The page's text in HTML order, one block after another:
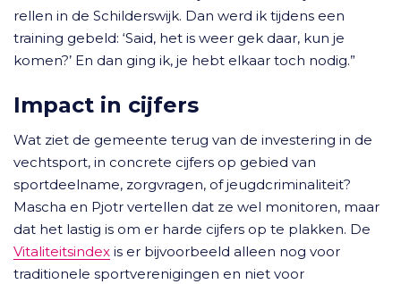
rellen in de Schilderswijk. Dan werd ik tijdens een
training gebeld: ‘Said, het is weer gek daar, kun je
komen?’ En dan ging ik, je hebt elkaar toch nodig.”
Impact in cijfers
Wat ziet de gemeente terug van de investering in de
vechtsport, in concrete cijfers op gebied van
sportdeelname, zorgvragen, of jeugdcriminaliteit?
Mascha en Pjotr vertellen dat ze wel monitoren, maar
dat het lastig is om er harde cijfers op te plakken. De
Vitaliteitsindex is er bijvoorbeeld alleen nog voor
traditionele sportverenigingen en niet voor